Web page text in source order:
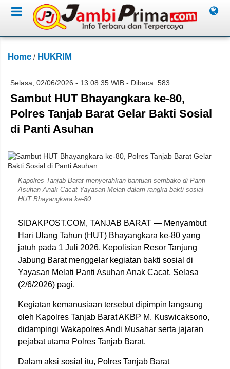
Home / HUKRIM
Selasa, 02/06/2026 - 13:08:35 WIB - Dibaca: 583
Sambut HUT Bhayangkara ke-80,
Polres Tanjab Barat Gelar Bakti Sosial
di Panti Asuhan
Kapolres Tanjab Barat menyerahkan bantuan sembako di Panti
Asuhan Anak Cacat Yayasan Melati dalam rangka bakti sosial
HUT Bhayangkara ke-80
SIDAKPOST.COM, TANJAB BARAT — Menyambut
Hari Ulang Tahun (HUT) Bhayangkara ke-80 yang
jatuh pada 1 Juli 2026, Kepolisian Resor Tanjung
Jabung Baratmenggelar kegiatan bakti sosial di
Yayasan Melati Panti Asuhan Anak Cacat, Selasa
(2/6/2026) pagi.
Kegiatan kemanusiaan tersebut dipimpin langsung
oleh Kapolres Tanjab BaratAKBP M. Kuswicaksono,
didampingi WakapolresAndi Musahar serta jajaran
pejabat utama Polres Tanjab Barat.
Dalam aksi sosial itu, Polres Tanjab Barat